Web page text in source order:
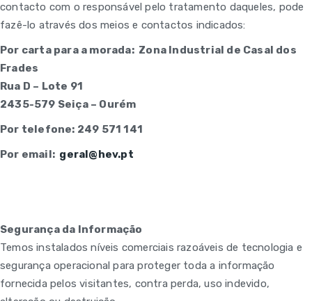
contacto com o responsável pelo tratamento daqueles, pode
fazê-lo através dos meios e contactos indicados:
Por carta para a morada: Zona Industrial de Casal dos
Frades
Rua D – Lote 91
2435-579 Seiça – Ourém
Por telefone: 249 571 141
Por email: geral@hev.pt
Segurança da Informação
Temos instalados níveis comerciais razoáveis de tecnologia e
segurança operacional para proteger toda a informação
fornecida pelos visitantes, contra perda, uso indevido,